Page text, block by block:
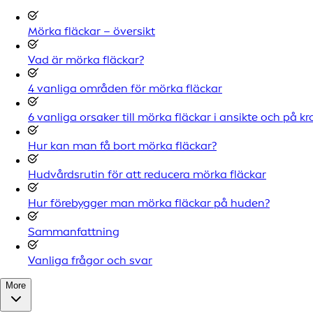
Mörka fläckar – översikt
Vad är mörka fläckar?
4 vanliga områden för mörka fläckar
6 vanliga orsaker till mörka fläckar i ansikte och på
Hur kan man få bort mörka fläckar?
Hudvårdsrutin för att reducera mörka fläckar
Hur förebygger man mörka fläckar på huden?
Sammanfattning
Vanliga frågor och svar
More